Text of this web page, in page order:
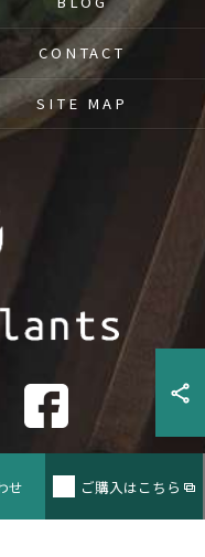
せ ご購入はこちら
CONTACT
SITE MAP
ALL RIGHTS RESERVED.